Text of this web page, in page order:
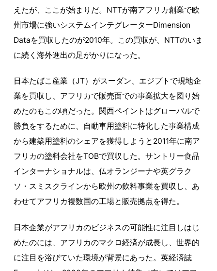
えたが、ここが始まりだ。NTTが南アフリカ創業で欧
州市場に強いシステムインテグレーターDimension
Dataを買収したのが2010年。この買収が、NTTのいま
に続く海外進出の足がかりになった。
日本たばこ産業（JT）がスーダン、エジプトで現地企
業を買収し、アフリカで販売面での事業拡大を図り始
めたのもこの頃だった。関西ペイントはグローバルで
勝負をするために、自動車用塗料に特化した事業構成
から建築用塗料のシェアを獲得しようと2011年に南ア
フリカの塗料会社をTOBで買収した。サントリー食品
インターナショナルは、仏オランジーナや英グラク
ソ・スミスクラインから欧州の飲料事業を買収し、あ
わせてアフリカ複数国の工場と販売拠点を得た。
日本企業がアフリカのビジネスの可能性に注目しはじ
めたのには、アフリカのマクロ経済が成長し、世界的
に注目を浴びていた環境が背景にあった。英経済誌